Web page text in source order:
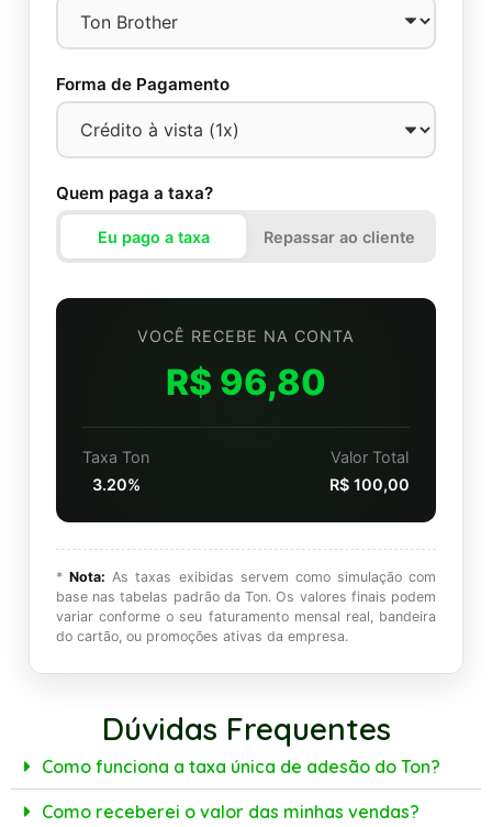
Forma de Pagamento
Quem paga a taxa?
Eu pago a taxa Repassar ao cliente
VOCÊ RECEBE NA CONTA
R$ 96,80
Taxa Ton
3.20%
Valor Total
R$ 100,00
*Nota: As taxas exibidas servem como simulação com
base nas tabelas padrão da Ton. Os valores finais podem
variar conforme o seu faturamento mensal real, bandeira
do cartão, ou promoções ativas da empresa.
Dúvidas Frequentes
Como funciona a taxa única de adesão do Ton?
Como receberei o valor das minhas vendas?